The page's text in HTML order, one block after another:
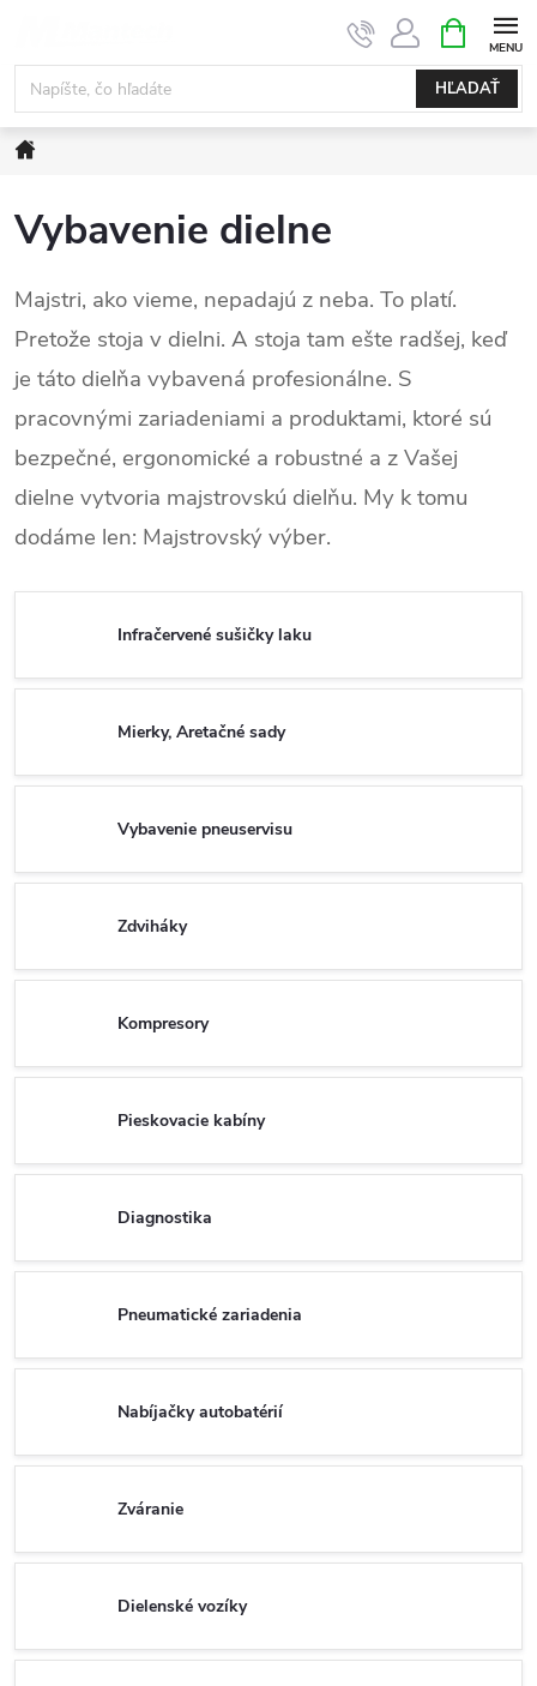
obsah
HĽADAŤ
KOŠÍK
Vybavenie dielne
Majstri, ako vieme, nepadajú z neba. To platí.
Pretože stoja v dielni. A stoja tam ešte radšej, keď
je táto dielňa vybavená profesionálne. S
pracovnými zariadeniami a produktami, ktoré sú
bezpečné, ergonomické a robustné a z Vašej
dielne vytvoria majstrovskú dielňu. My k tomu
dodáme len: Majstrovský výber.
Infračervené sušičky laku
Mierky, Aretačné sady
Vybavenie pneuservisu
Zdviháky
Kompresory
Pieskovacie kabíny
Diagnostika
Pneumatické zariadenia
Nabíjačky autobatérií
Zváranie
Dielenské vozíky